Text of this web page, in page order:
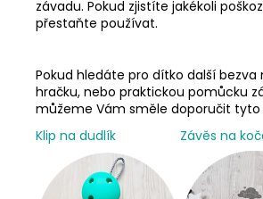
závadu. Pokud zjistíte jakékoli
přestaňte používat.
Pokud hledáte pro dítko další
hračku, nebo praktickou pomůcku
můžeme Vám směle doporučit
Klip na dudlík
Závěs na